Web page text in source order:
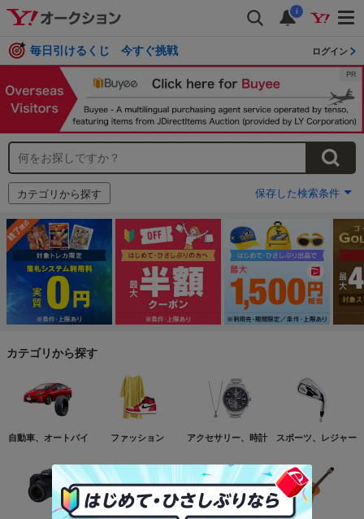
i
毎日引けるくじ 今すぐ挑戦 ログイン
カテゴリから探す 保存した検索条件
カテゴリから探す
自動車、オートバイ ファッション アクセサリー、時計 スポーツ、レジャー